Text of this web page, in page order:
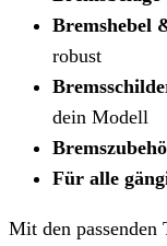
Bremshebel
robust
dein Modell
Für alle
Mit den passenden